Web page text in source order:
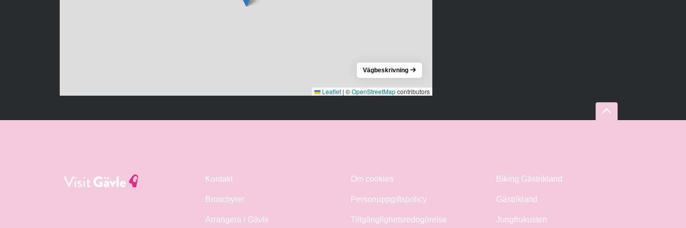
Leaflet | ©OpenStreetMapcontributors
Vägbeskrivning
Kontakt
Broschyrer
Arrangera i Gävle
Om cookies
Personuppgiftspolicy
Tillgänglighetsredogörelse
Biking Gästrikland
Gästrikland
Jungfrukusten